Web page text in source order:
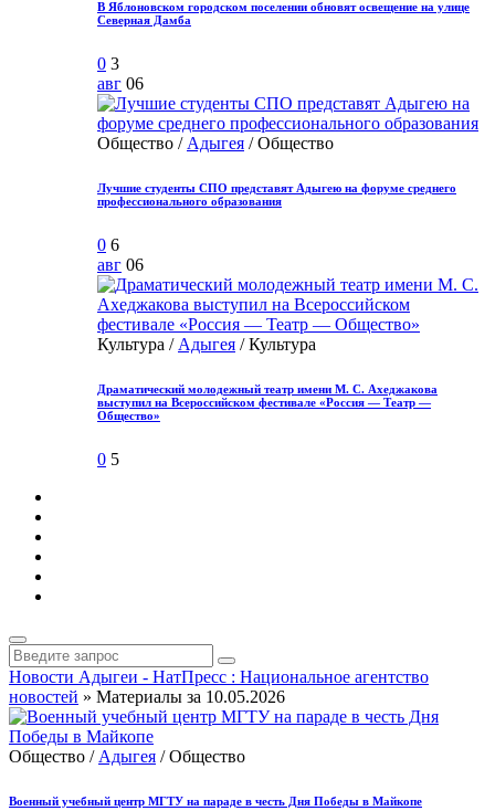
В Яблоновском городском поселении обновят освещение на улице
Северная Дамба
0 3
авг 06
Общество / Адыгея / Общество
Лучшие студенты СПО представят Адыгею на форуме среднего
профессионального образования
0 6
авг 06
Культура / Адыгея / Культура
Драматический молодежный театр имени М. С. Ахеджакова
выступил на Всероссийском фестивале «Россия — Театр —
Общество»
0 5
Новости Адыгеи - НатПресс : Национальное агентство
новостей » Материалы за 10.05.2026
Общество / Адыгея / Общество
Военный учебный центр МГТУ на параде в честь Дня Победы в Майкопе